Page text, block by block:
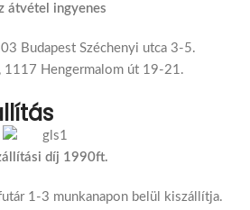
átvétel ingyenes
Budapest Széchenyi utca 3-5.
, 1117 Hengermalom út 19-21.
díj 1990ft.
1-3 munkanapon belül kiszállítja.